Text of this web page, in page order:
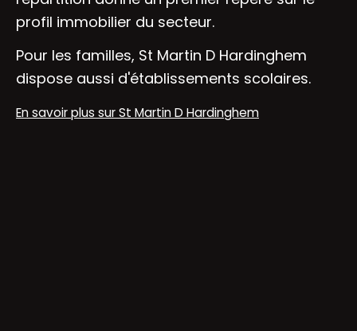
profil immobilier du secteur.
Pour les familles, St Martin D Hardinghem
dispose aussi d'établissements scolaires.
En savoir plus sur St Martin D Hardinghem